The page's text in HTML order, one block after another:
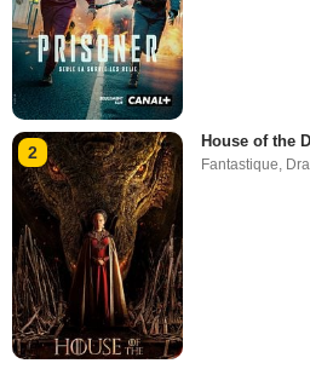
2
House of the
Fantastique,